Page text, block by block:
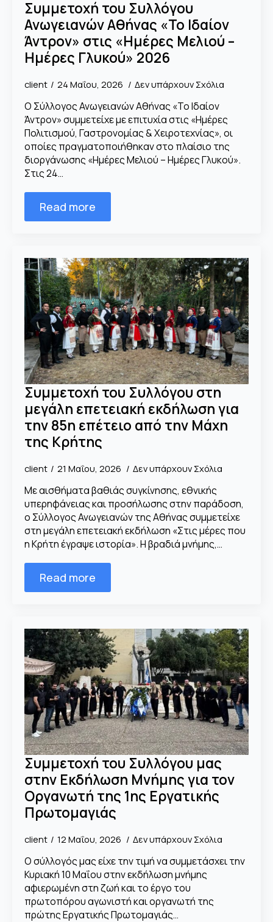
Συμμετοχή του Συλλόγου
Ανωγειανών Αθήνας «Το Ιδαίον
Άντρον» στις «Ημέρες Μελιού –
Ημέρες Γλυκού» 2026
client 24 Μαΐου, 2026 Δεν υπάρχουν Σχόλια
Ο Σύλλογος Ανωγειανών Αθήνας «Το Ιδαίον
Άντρον» συμμετείχε με επιτυχία στις «Ημέρες
Πολιτισμού, Γαστρονομίας & Χειροτεχνίας», οι
οποίες πραγματοποιήθηκαν στο πλαίσιο της
διοργάνωσης «Ημέρες Μελιού – Ημέρες Γλυκού».
Στις 24…
Read more
Συμμετοχή του Συλλόγου στη
μεγάλη επετειακή εκδήλωση για
την 85η επέτειο από την Μάχη
της Κρήτης
client 21 Μαΐου, 2026 Δεν υπάρχουν Σχόλια
Με αισθήματα βαθιάς συγκίνησης, εθνικής
υπερηφάνειας και προσήλωσης στην παράδοση,
ο Σύλλογος Ανωγειανών της Αθήνας συμμετείχε
στη μεγάλη επετειακή εκδήλωση «Στις μέρες που
η Κρήτη έγραψε ιστορία». Η βραδιά μνήμης,…
Read more
Συμμετοχή του Συλλόγου μας
στην Εκδήλωση Μνήμης για τον
Οργανωτή της 1ης Εργατικής
Πρωτομαγιάς
client 12 Μαΐου, 2026 Δεν υπάρχουν Σχόλια
Ο σύλλογός μας είχε την τιμή να συμμετάσχει την
Κυριακή 10 Μαΐου στην εκδήλωση μνήμης
αφιερωμένη στη ζωή και το έργο του
πρωτοπόρου αγωνιστή και οργανωτή της
πρώτης Εργατικής Πρωτομαγιάς…